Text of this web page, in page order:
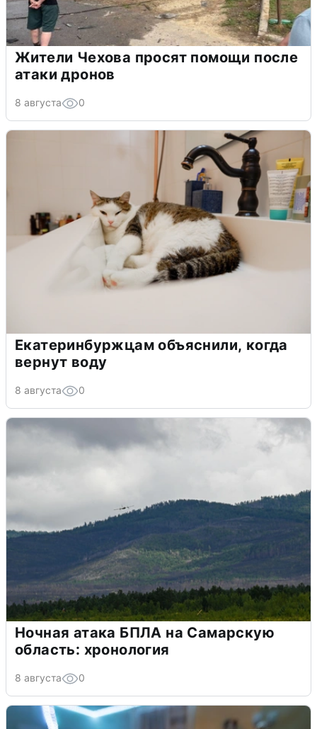
Жители Чехова просят помощи после
атаки дронов
8 августа 0
Екатеринбуржцам объяснили, когда
вернут воду
8 августа 0
Ночная атака БПЛА на Самарскую
область: хронология
8 августа 0